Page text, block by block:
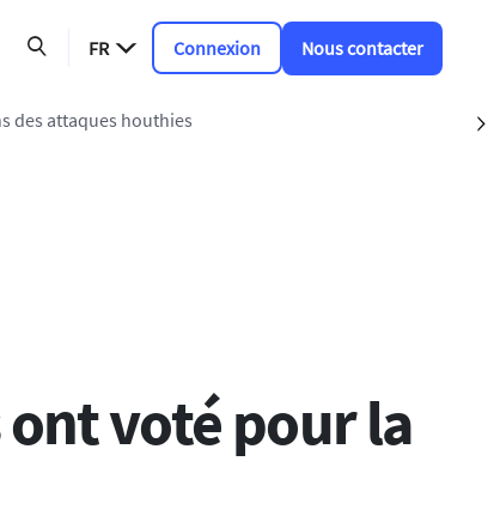
FR Connexion Nous contacter
des attaques houthies
ont voté pour la